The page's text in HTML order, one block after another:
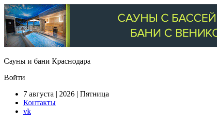
Сауны и бани Краснодара
Войти
7 августа | 2026 | Пятница
Контакты
vk